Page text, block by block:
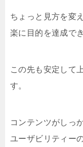
ちょっと見方を変
楽に目的を達成で
この先も安定して
す。
コンテンツがしっ
ユーザビリティー